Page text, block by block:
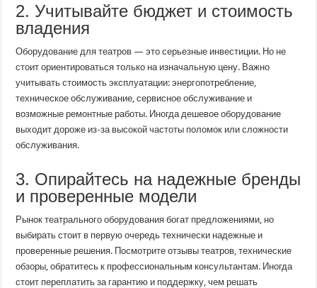
2. Учитывайте бюджет и стоимость
владения
Оборудование для театров — это серьезные инвестиции. Но не
стоит ориентироваться только на изначальную цену. Важно
учитывать стоимость эксплуатации: энергопотребление,
техническое обслуживание, сервисное обслуживание и
возможные ремонтные работы. Иногда дешевое оборудование
выходит дороже из-за высокой частоты поломок или сложности
обслуживания.
3. Опирайтесь на надежные бренды
и проверенные модели
Рынок театрального оборудования богат предложениями, но
выбирать стоит в первую очередь технически надежные и
проверенные решения. Посмотрите отзывы театров, технические
обзоры, обратитесь к профессиональным консультантам. Иногда
стоит переплатить за гарантию и поддержку, чем решать